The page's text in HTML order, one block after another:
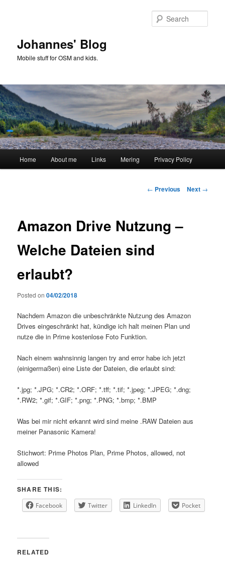
Johannes' Blog
Mobile stuff for OSM and kids.
Home About me Links Mering Privacy Policy
Post
← Previous Next →
Amazon Drive Nutzung –
Welche Dateien sind
erlaubt?
Posted on04/02/2018
Nachdem Amazon die unbeschränkte Nutzung des Amazon
Drives eingeschränkt hat, kündige ich halt meinen Plan und
nutze die in Prime kostenlose Foto Funktion.
Nach einem wahnsinnig langen try and error habe ich jetzt
(einigermaßen) eine Liste der Dateien, die erlaubt sind:
*.jpg; *.JPG; *.CR2; *.ORF; *.tff; *.tif; *.jpeg; *.JPEG; *.dng;
*.RW2; *.gif; *.GIF; *.png; *.PNG; *.bmp; *.BMP
Was bei mir nicht erkannt wird sind meine .RAW Dateien aus
meiner Panasonic Kamera!
Stichwort: Prime Photos Plan, Prime Photos, allowed, not
allowed
SHARE THIS:
Facebook Twitter LinkedIn Pocket
RELATED